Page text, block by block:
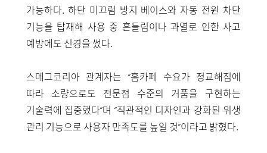
가능하다. 하단 미끄럼 방지 베이스와 자동 전원 차단
기능을 탑재해 사용 중 흔들림이나 과열로 인한 사고
예방에도 신경을 썼다.
스메그코리아 관계자는 “홈카페 수요가 정교해짐에
따라 소량으로도 전문점 수준의 거품을 구현하는
기술력에 집중했다”며 “직관적인 디자인과 강화된 위생
관리 기능으로 사용자 만족도를 높일 것”이라고 밝혔다.